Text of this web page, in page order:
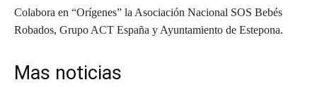
Colabora en “Orígenes” la Asociación Nacional SOS Bebés
Robados, Grupo ACT España y Ayuntamiento de Estepona.
Mas noticias